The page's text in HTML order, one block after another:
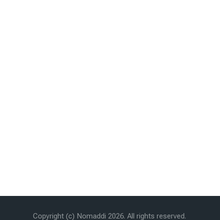
Copyright (c) Nomaddi 2026. All rights reserved.